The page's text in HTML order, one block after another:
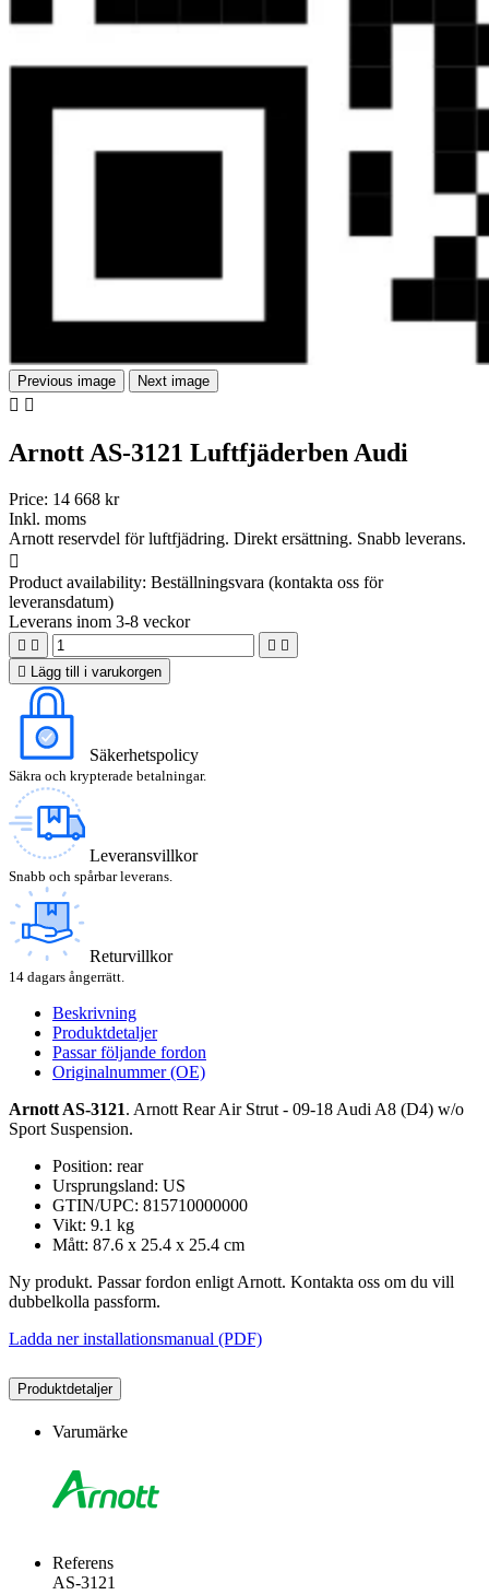
Previous image Next image
 
Arnott AS-3121 Luftfjäderben Audi
Price: 14 668 kr
Inkl. moms
Arnott reservdel för luftfjädring. Direkt ersättning. Snabb leverans.

Product availability: Beställningsvara (kontakta oss för
leveransdatum)
Leverans inom 3-8 veckor
   

Lägg till i varukorgen
Säkerhetspolicy
Säkra och krypterade betalningar.
Leveransvillkor
Snabb och spårbar leverans.
Returvillkor
14 dagars ångerrätt.
Beskrivning
Produktdetaljer
Passar följande fordon
Originalnummer (OE)
Arnott AS-3121. Arnott Rear Air Strut - 09-18 Audi A8 (D4) w/o
Sport Suspension.
Position: rear
Ursprungsland: US
GTIN/UPC: 815710000000
Vikt: 9.1 kg
Mått: 87.6 x 25.4 x 25.4 cm
Ny produkt. Passar fordon enligt Arnott. Kontakta oss om du vill
dubbelkolla passform.
Ladda ner installationsmanual (PDF)
Produktdetaljer
Varumärke
Referens
AS-3121